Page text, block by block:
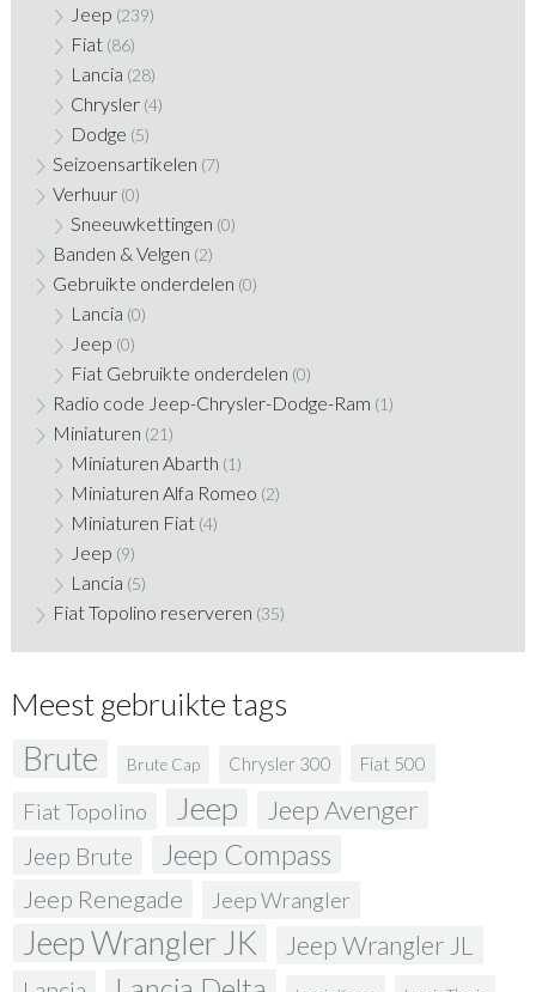
Jeep (239)
Fiat (86)
Lancia (28)
Chrysler (4)
Dodge (5)
Seizoensartikelen (7)
Verhuur (0)
Sneeuwkettingen (0)
Banden & Velgen (2)
Gebruikte onderdelen (0)
Lancia (0)
Jeep (0)
Fiat Gebruikte onderdelen (0)
Radio code Jeep-Chrysler-Dodge-Ram (1)
Miniaturen (21)
Miniaturen Abarth (1)
Miniaturen Alfa Romeo (2)
Miniaturen Fiat (4)
Jeep (9)
Lancia (5)
Fiat Topolino reserveren (35)
Meest gebruikte tags
Brute Brute Cap Chrysler 300 Fiat 500
Fiat Topolino Jeep Jeep Avenger
Jeep Brute Jeep Compass
Jeep Renegade Jeep Wrangler
Jeep Wrangler JK Jeep Wrangler JL